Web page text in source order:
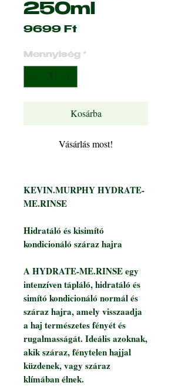
250ml
9699 FtÁr
Mennyiség *
Kosárba
Vásárlás most!
KEVIN.MURPHY HYDRATE-
ME.RINSE
Hidratáló és kisimító
kondicionáló száraz hajra
A HYDRATE-ME.RINSE egy
intenzíven tápláló, hidratáló és
simító kondicionáló normál és
száraz hajra, amely visszaadja
a haj természetes fényét és
rugalmasságát. Ideális azoknak,
akik száraz, fénytelen hajjal
küzdenek, vagy száraz
klímában élnek.